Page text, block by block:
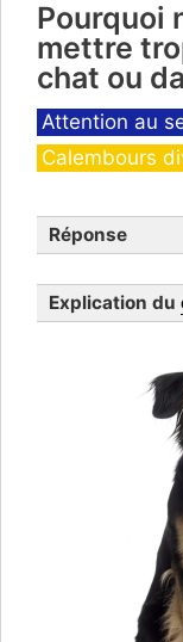
Pourquoi
mettre
chat ou
Catégories
Attention au
Calembours
Réponse
Explication du